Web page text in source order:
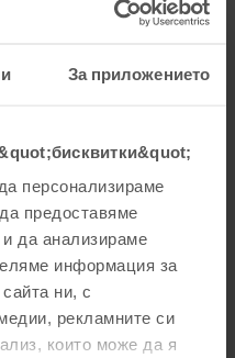
За приложението
персонализираме
предоставяме
да анализираме
информация за
ни, с
рекламните си
които може да я
256 GB, Много добро
се, че сте доволни
доверието и Ви
256 GB, Като нов